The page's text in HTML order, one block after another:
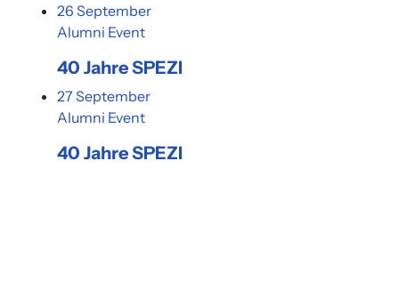
26 September
Alumni Event
40 Jahre SPEZI
27 September
Alumni Event
40 Jahre SPEZI